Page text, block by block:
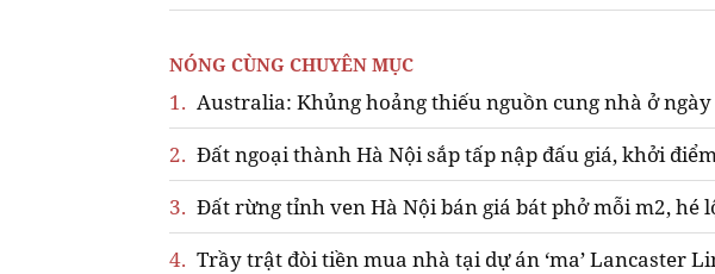
NÓNG CÙNG CHUYÊN MỤC
1. Australia: Khủng hoảng thiếu nguồn cung nhà ở
2. Đất ngoại thành Hà Nội sắp tấp nập đấu giá, khởi
3. Đất rừng tỉnh ven Hà Nội bán giá bát phở mỗi m2, hé
4. Trầy trật đòi tiền mua nhà tại dự án ‘ma’ Lancaster